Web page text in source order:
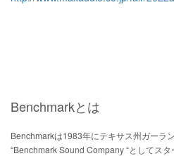
Benchmarkとは
Benchmarkは1983年にテキサス州ガーラ
“Benchmark Sound Company “としてス